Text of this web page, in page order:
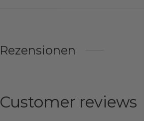
Rezensionen
Customer reviews